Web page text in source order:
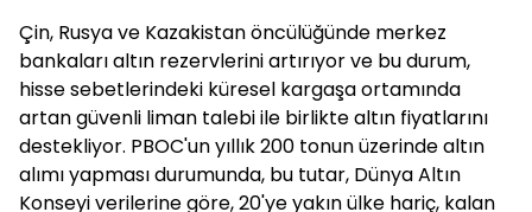
Çin, Rusya ve Kazakistan öncülüğünde merkez
bankaları altın rezervlerini artırıyor ve bu durum,
hisse sebetlerindeki küresel kargaşa ortamında
artan güvenli liman talebi ile birlikte altın fiyatlarını
destekliyor. PBOC'un yıllık 200 tonun üzerinde altın
alımı yapması durumunda, bu tutar, Dünya Altın
Konseyi verilerine göre, 20'ye yakın ülke hariç, kalan